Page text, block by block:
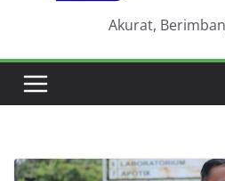
Akurat,